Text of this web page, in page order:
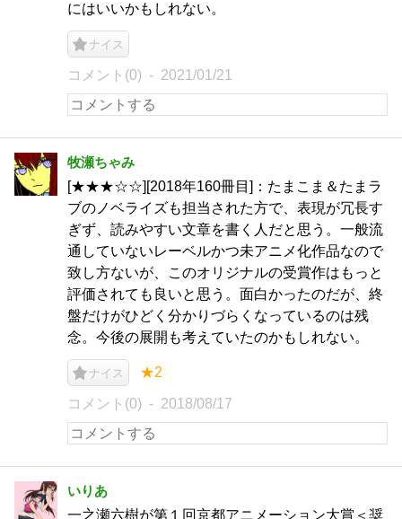
にはいいかもしれない。
ナイス
コメント(0) 2021/01/21
牧瀬ちゃみ
[★★★☆☆][2018年160冊目]：たまこま＆たまラ
ブのノベライズも担当された方で、表現が冗長す
ぎず、読みやすい文章を書く人だと思う。一般流
通していないレーベルかつ未アニメ化作品なので
致し方ないが、このオリジナルの受賞作はもっと
評価されても良いと思う。面白かったのだが、終
盤だけがひどく分かりづらくなっているのは残
念。今後の展開も考えていたのかもしれない。
ナイス ★2
コメント(0) 2018/08/17
いりあ
一之瀬六樹が第１回京都アニメーション大賞＜奨